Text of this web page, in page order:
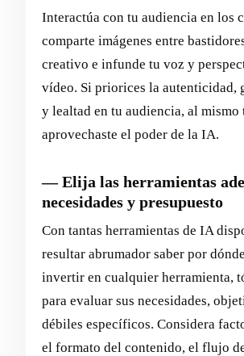
Interactúa con tu audiencia en los
comparte imágenes entre
creativo e infunde tu voz y
vídeo. Si priorices la autenticidad,
y lealtad en tu audiencia, al mismo
aprovechaste el poder de la IA.
— Elija las herramientas
necesidades y presupuesto
Con tantas herramientas de IA
resultar abrumador saber por
invertir en cualquier herramienta,
para evaluar sus necesidades,
débiles específicos. Considera
el formato del contenido, el flujo